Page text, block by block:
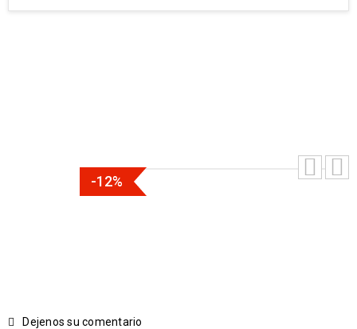
-12%
Dejenos su comentario